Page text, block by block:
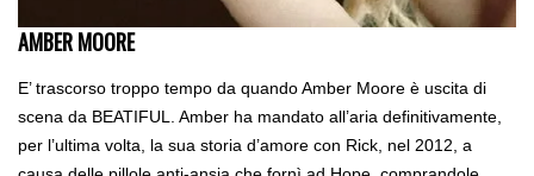
AMBER MOORE
E’ trascorso troppo tempo da quando Amber Moore è uscita di
scena da BEATIFUL. Amber ha mandato all’aria definitivamente,
per l’ultima volta, la sua storia d’amore con Rick, nel 2012, a